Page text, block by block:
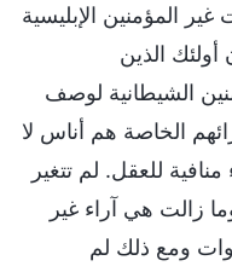
المؤمنين الإبليسية
الذين
الشيطانية لوصف
الخاصة هم أناس لا
للعقل. لم تتغير
زالت هي آراء غير
ومع ذلك لم